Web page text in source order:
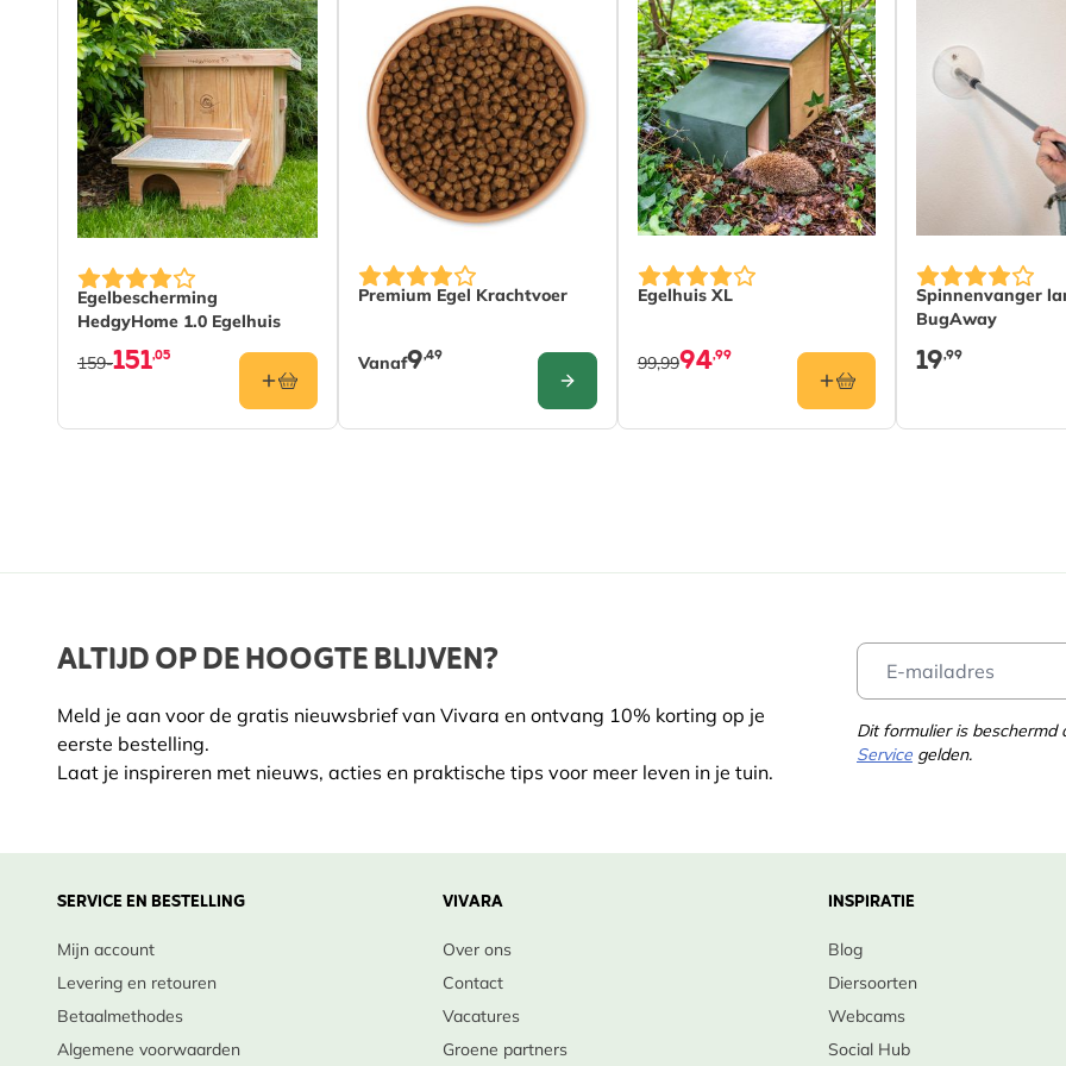
Betrouwbare Vivara-kwaliteit
- ontwikkeld in samenwerking met
natuurbeschermingsdeskundigen en getest op veiligheid voor dieren in het wild.
Perfect om cadeau te geven - leuk, zinvol en ideaal voor tuinen en balkons van elke
omvang.
Inspireert tot verbinding met de natuur- stimuleert praktische ondersteuning voor
lokale dieren in het wild.
Een kleine doos met een grote impact: goed voor insecten, goed voor de planeet
en gegarandeerd een bruisende buitenruimte.
Egelbescherming
HedgyHome 1.0 Egelhuis
151,05
159-
Premium Egel Krachtvoer
De prijs is afhankelijk van de gekozen opties op de productpagina
Vanaf9,49
CONFIGURE
Egelhuis XL
94,99
99,99
Spinnenvanger
BugAway
19,99
ALTIJD OP DE HOOGTE BLIJVEN?
Meld je aan voor de gratis nieuwsbrief van Vivara en ontvang 10% korting op je
eerste bestelling.
Laat je inspireren met nieuws, acties en praktische tips voor meer leven in je tuin.
Dit formulier is beschermd
Service gelden.
SERVICE EN BESTELLING
Mijn account
Levering en retouren
Betaalmethodes
Algemene voorwaarden
VIVARA
Over ons
Contact
Vacatures
Groene partners
INSPIRATIE
Blog
Diersoorten
Webcams
Social Hub